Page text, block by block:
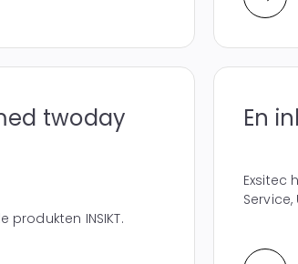
twoday
INSIKT.
En
Exsitec